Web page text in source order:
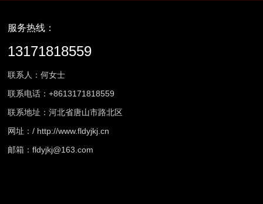
服务热线：
13171818559
联系人：何女士
联系电话：+8613171818559
联系地址：河北省唐山市路北区
网址：/ http://www.fldyjkj.cn
邮箱：fldyjkj@163.com